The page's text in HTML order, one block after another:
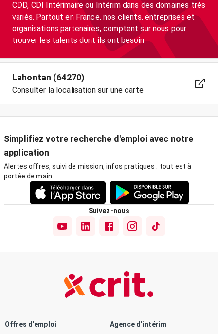
CDD, CDI Intérimaire ou Intérim dans des domaines très
variés. Partout en France, nos clients, entreprises et
organisations partenaires, comptent sur nous pour
trouver les talents dont ils ont besoin
Lahontan (64270)
Consulter la localisation sur une carte
Simplifiez votre recherche d'emploi avec notre
application
Alertes offres, suivi de mission, infos pratiques : tout est à
portée de main.
Suivez-nous
Offres d’emploi Agence d’intérim